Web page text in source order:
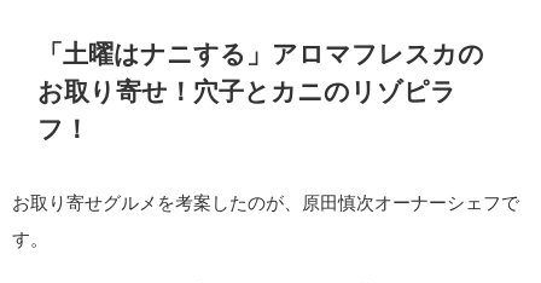
「土曜はナニする」アロマフレスカの
お取り寄せ！穴子とカニのリゾピラ
フ！
お取り寄せグルメを考案したのが、原田慎次オーナーシェフで
す。